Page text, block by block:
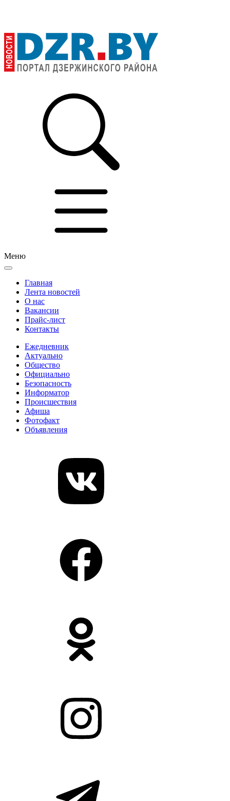
Меню
Главная
Лента новостей
О нас
Вакансии
Прайс-лист
Контакты
Ежедневник
Актуально
Общество
Официально
Безопасность
Информатор
Происшествия
Афиша
Фотофакт
Объявления